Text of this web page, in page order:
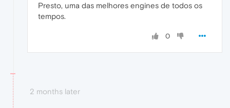
Presto, uma das melhores engines de todos os
tempos.
0
2 months later